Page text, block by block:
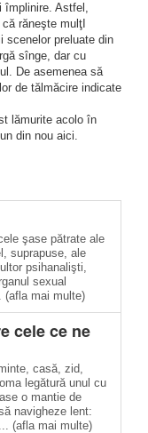
împlinire. Astfel,
răneşte mulţI
scenelor preluate din
sînge, dar cu
De asemenea să
de tălmăcire indicate
lămurite acolo în
din nou aici.
şase pătrate ale
suprapuse, ale
psihanalişti,
sexual
(afla mai multe)
cele ce ne
casă, zid,
legătură unul cu
o mantie de
navigheze lent:
(afla mai multe)